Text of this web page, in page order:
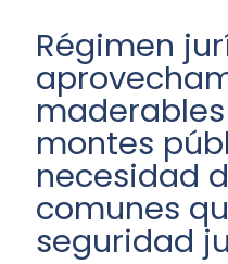
Régimen
montes
necesidad
comunes
seguridad